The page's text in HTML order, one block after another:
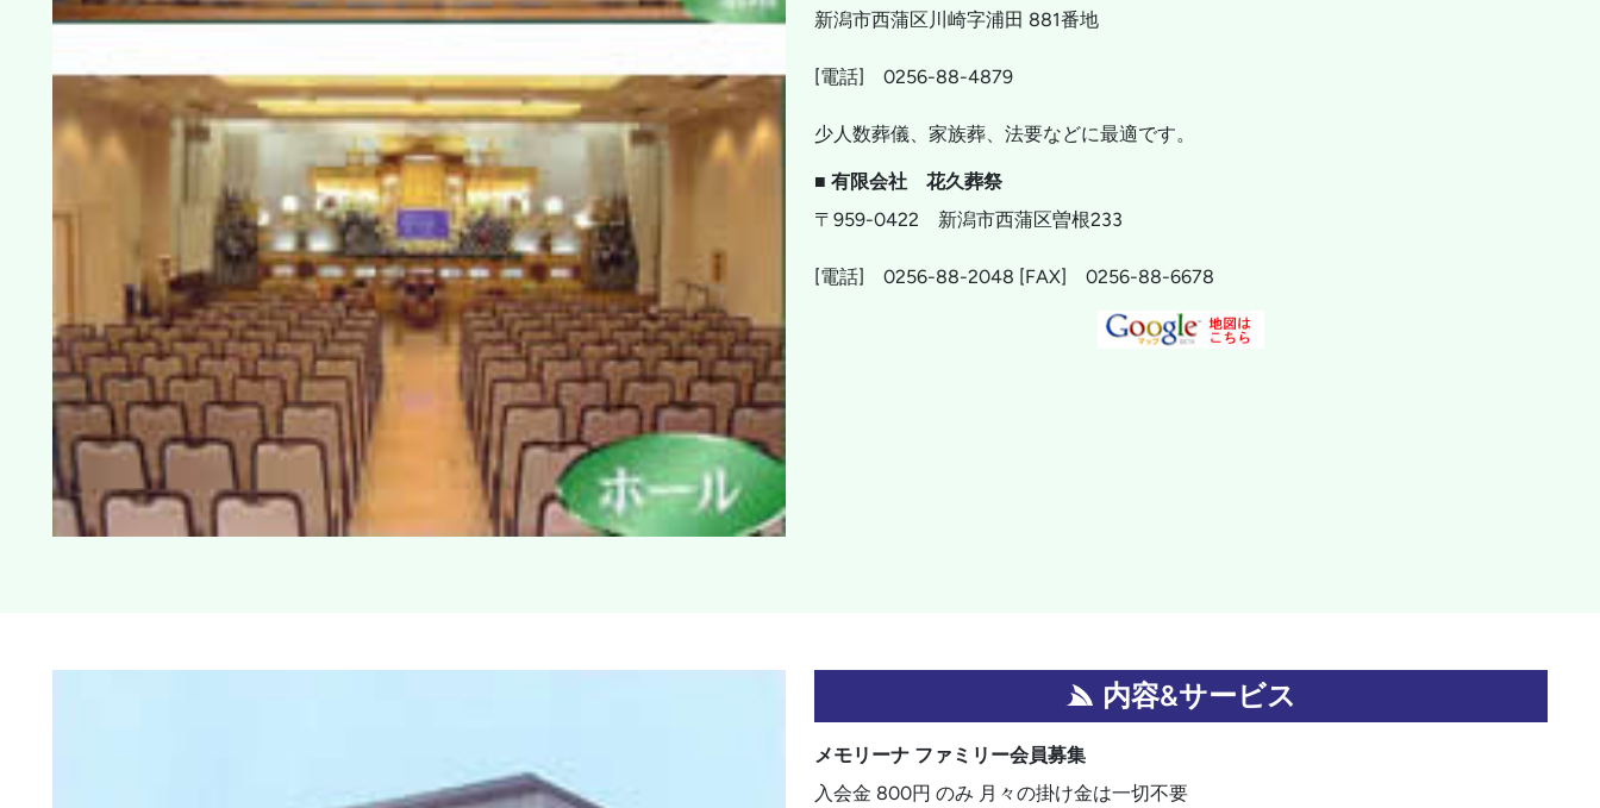
新潟市西蒲区川崎字浦田 881番地
[電話] 0256-88-4879
少人数葬儀、家族葬、法要などに最適です。
■ 有限会社 花久葬祭
〒959-0422 新潟市西蒲区曽根233
[電話] 0256-88-2048 [FAX] 0256-88-6678
内容&サービス
メモリーナ ファミリー会員募集
入会金 800円 のみ 月々の掛け金は一切不要